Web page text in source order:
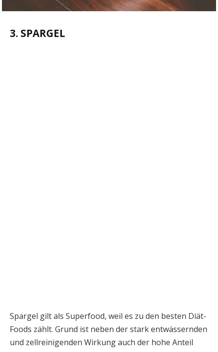
3. SPARGEL
Spargel gilt als Superfood, weil es zu den besten Diät-
Foods zählt. Grund ist neben der stark entwässernden
und zellreinigenden Wirkung auch der hohe Anteil